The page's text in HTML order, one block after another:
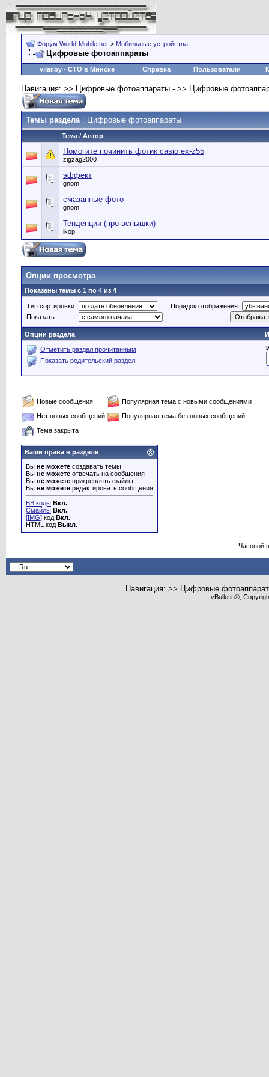
Форум World-Mobile.net > Мобильные устройства
Цифровые фотоаппараты
vilar.by - СТО в Минске Справка Пользователи
Навигация: >> Цифровые фотоаппараты - >> Цифровые
Темы раздела: Цифровые фотоаппараты
Тема / Автор
Помогите починить фотик casio ex-z55
zigzag2000
эффект
gnom
смазанные фото
gnom
Тенденции (про вспышки)
lkop
Опции просмотра
Показаны темы с 1 по 4 из 4
Тип сортировки
Порядок отображения
Показать
Опции раздела
Отметить раздел прочитанным
Показать родительский раздел
Новые сообщения
Популярная тема с новыми сообщениями
Нет новых сообщений
Популярная тема без новых сообщений
Тема закрыта
Ваши права в разделе
Вы не можете создавать темы
Вы не можете отвечать на сообщения
Вы не можете прикреплять файлы
Вы не можете редактировать сообщения
BB коды Вкл.
Смайлы Вкл.
[IMG] код Вкл.
HTML код Выкл.
Часовой
Навигация: >> Цифровые
vBulletin®,